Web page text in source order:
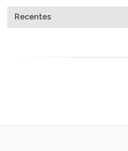
Recentes